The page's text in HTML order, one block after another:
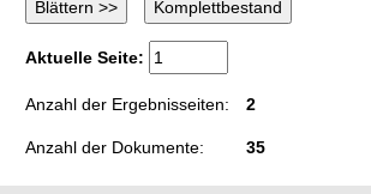
Aktuelle Seite:
Anzahl der Ergebnisseiten: 2
Anzahl der Dokumente: 35